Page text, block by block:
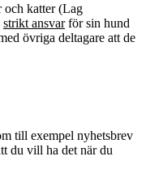
och katter (Lag
strikt ansvarför sin hund
övriga deltagare att de
till exempel nyhetsbrev
du vill ha det när du